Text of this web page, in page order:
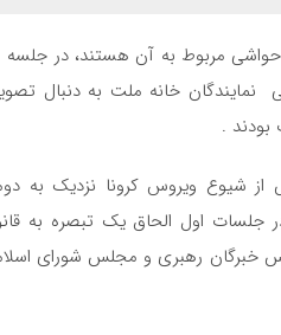
مربوط به آن هستند، در جلسه
نمایندگان خانه ملت به دنبال
بودند .
شیوع ویروس کرونا نزدیک به
جلسات اول الحاق یک تبصره به
خبرگان رهبری و مجلس شورای